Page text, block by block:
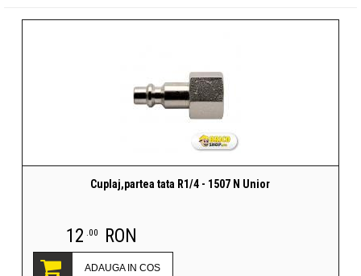
Cuplaj,partea tata R1/4 - 1507 N Unior
12 .00 RON
ADAUGA IN COS